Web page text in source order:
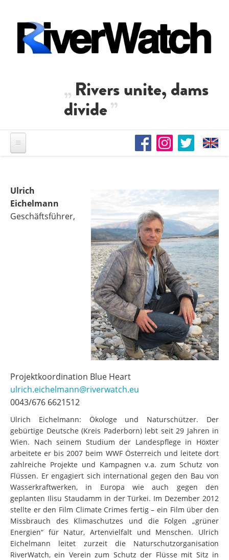
Rivers unite, dams
divide
Ulrich
Eichelmann
Geschäftsführer,
Projektkoordination Blue Heart
ulrich.eichelmann@riverwatch.eu
0043/676 6621512
Ulrich Eichelmann: Ökologe und Naturschützer. Der
gebürtige Deutsche (Kreis Paderborn) lebt seit 29 Jahren in
Wien. Nach seinem Studium der Landespflege in Höxter
arbeitete er bis 2007 beim WWF Österreich und leitete dort
zahlreiche Projekte und Kampagnen v.a. zum Schutz von
Flüssen. Er engagiert sich international gegen den Bau von
Wasserkraftwerken, in Europa wie auch gegen den
geplanten Ilisu Staudamm in der Türkei. Im Dezember 2012
stellte er den Film Climate Crimes fertig – ein Film über den
Missbrauch des Klimaschutzes und die Folgen „grüner
Energien“ für Natur, Artenvielfalt und Menschen. Ulrich
Eichelmann leitet zurzeit die Naturschutzorganisation
RiverWatch, ein Verein zum Schutz der Flüsse mit Sitz in